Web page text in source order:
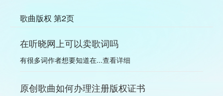
歌曲版权 第2页
在听晓网上可以卖歌词吗
有很多词作者想要知道在...查看详细
原创歌曲如何办理注册版权证书